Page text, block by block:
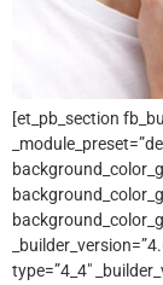
[et_pb_section
type=”4_4″